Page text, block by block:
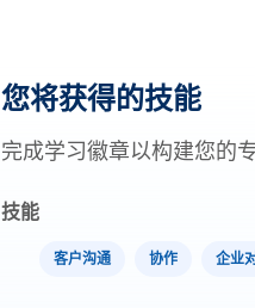
您将获得的技能
完成学习徽章以构建您的
技能
客户沟通 协作 企业